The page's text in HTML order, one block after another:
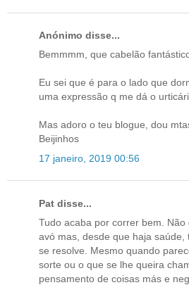
Anónimo disse...
Bemmmm, que cabelão
Eu sei que é para o lado que
uma expressão q me dá o
Mas adoro o teu blogue, dou
Beijinhos
17 janeiro, 2019 00:56
Pat disse...
Tudo acaba por correr bem.
avó mas, desde que haja
se resolve. Mesmo quando
sorte ou o que se lhe queira
pensamento de coisas más e